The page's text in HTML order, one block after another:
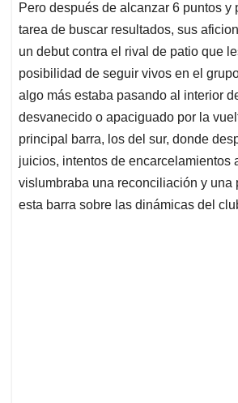
Pero después de alcanzar 6 puntos y
tarea de buscar resultados, sus
un debut contra el rival de patio que
posibilidad de seguir vivos en el
algo más estaba pasando al interior
desvanecido o apaciguado por la
principal barra, los del sur, donde
juicios, intentos de encarcelamientos
vislumbraba una reconciliación y una
esta barra sobre las dinámicas del